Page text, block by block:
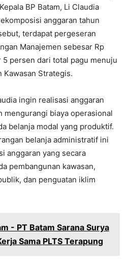
BP Batam, Li Claudia
anggaran tahun
terdapat pergeseran
Manajemen sebesar Rp
5 persen dari total pagu menuju
Kawasan Strategis.
ingin realisasi anggaran
mengurangi biaya operasional
belanja modal yang produktif.
belanja administratif ini
anggaran yang secara
pembangunan kawasan,
dan penguatan iklim
- PT Batam Sarana Surya
Sama PLTS Terapung